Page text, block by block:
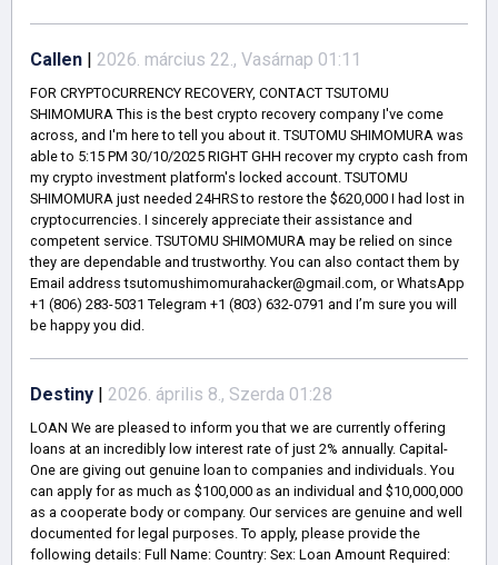
Callen | 2026. március 22., Vasárnap 01:11
FOR CRYPTOCURRENCY RECOVERY, CONTACT TSUTOMU
SHIMOMURA This is the best crypto recovery company I've come
across, and I'm here to tell you about it. TSUTOMU SHIMOMURA was
able to 5:15 PM 30/10/2025 RIGHT GHH recover my crypto cash from
my crypto investment platform's locked account. TSUTOMU
SHIMOMURA just needed 24HRS to restore the $620,000 I had lost in
cryptocurrencies. I sincerely appreciate their assistance and
competent service. TSUTOMU SHIMOMURA may be relied on since
they are dependable and trustworthy. You can also contact them by
Email address tsutomushimomurahacker@gmail.com, or WhatsApp
+1 (806) 283-5031 Telegram +1 (803) 632-0791 and I’m sure you will
be happy you did.
Destiny | 2026. április 8., Szerda 01:28
LOAN We are pleased to inform you that we are currently offering
loans at an incredibly low interest rate of just 2% annually. Capital-
One are giving out genuine loan to companies and individuals. You
can apply for as much as $100,000 as an individual and $10,000,000
as a cooperate body or company. Our services are genuine and well
documented for legal purposes. To apply, please provide the
following details: Full Name: Country: Sex: Loan Amount Required: